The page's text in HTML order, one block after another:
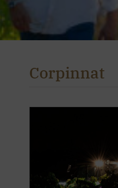
Corpinnat